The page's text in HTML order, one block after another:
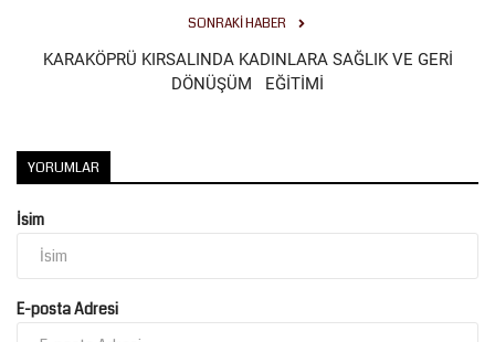
SONRAKI HABER
KARAKÖPRÜ KIRSALINDA KADINLARA SAĞLIK VE GERİ
DÖNÜŞÜM EĞİTİMİ
YORUMLAR
İsim
E-posta Adresi